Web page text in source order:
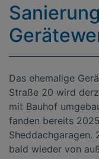
Das ehemalige
Straße 20 wird
mit Bauhof
fanden bereits
Sheddachgaragen.
bald wieder von